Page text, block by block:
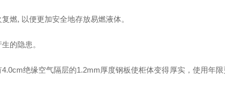
燃, 以便更加安全地存放易燃液体。
的隐患。
绝缘空气隔层的1.2mm厚度钢板使柜体变得厚实，使用年